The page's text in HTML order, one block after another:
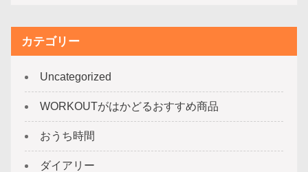
カテゴリー
Uncategorized
WORKOUTがはかどるおすすめ商品
おうち時間
ダイアリー